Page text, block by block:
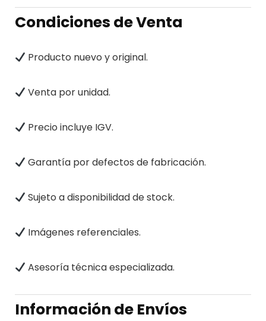
Condiciones de Venta
Producto nuevo y original.
Venta por unidad.
Precio incluye IGV.
Garantía por defectos de fabricación.
Sujeto a disponibilidad de stock.
Imágenes referenciales.
Asesoría técnica especializada.
Información de Envíos